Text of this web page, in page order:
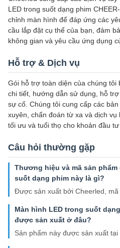
LED trong suốt dạng phim
chỉnh màn hình để đáp ứng các
cầu lắp đặt cụ thể của bạn, đảm
không gian và yêu cầu ứng dụng
Hỗ trợ & Dịch vụ
Gói hỗ trợ toàn diện của chúng
chi tiết, hướng dẫn sử dụng, hỗ
sự cố. Chúng tôi cung cấp các
xuyên, chẩn đoán từ xa và dịch
tối ưu và tuổi thọ cho khoản đầu
Câu hỏi thường gặp
Thương hiệu và mã sản
suốt dạng phim này là gì?
Được sản xuất bởi Cheerled, mã
Màn hình LED trong suốt
được sản xuất ở đâu?
Sản phẩm này được sản xuất tại